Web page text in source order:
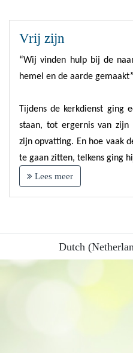
Vrij zijn
“Wij vinden hulp bij de
hemel en de aarde
Tijdens de kerkdienst ging
staan, tot ergernis van zijn
zijn opvatting. En hoe vaak
te gaan zitten, telkens ging
Lees meer
Dutch